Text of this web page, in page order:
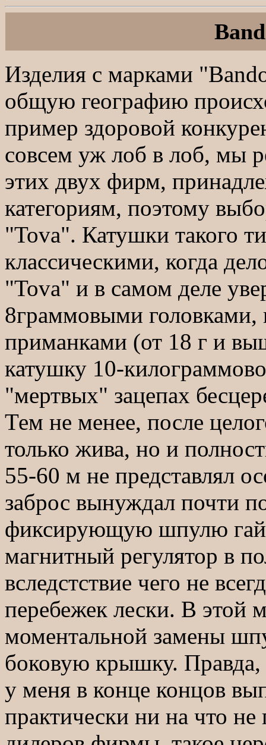
Изделия с марками
общую географию
пример здоровой
совсем уж лоб в лоб, мы
этих двух фирм,
категориям, поэтому
"Tova". Катушки такого
классическими, когда
"Tova" и в самом деле
8граммовыми головками,
приманками (от 18 г и
катушку 10-
"мертвых" зацепах
Тем не менее, после
только жива, но и
55-60 м не представлял
заброс вынуждал почти
фиксирующую шпулю
магнитный регулятор в
вследстствие чего не
перебежек лески. В этой
моментальной замены
боковую крышку.
у меня в конце концов
практически ни на что